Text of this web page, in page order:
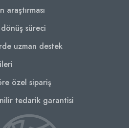
araştırması
süreci
uzman destek
özel sipariş
tedarik garantisi